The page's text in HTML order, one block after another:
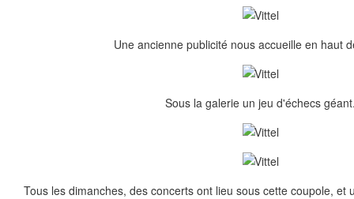
Une ancienne publicité nous accueille en haut
Sous la galerie un jeu d'échecs
Tous les dimanches, des concerts ont lieu sous cette coupole, et